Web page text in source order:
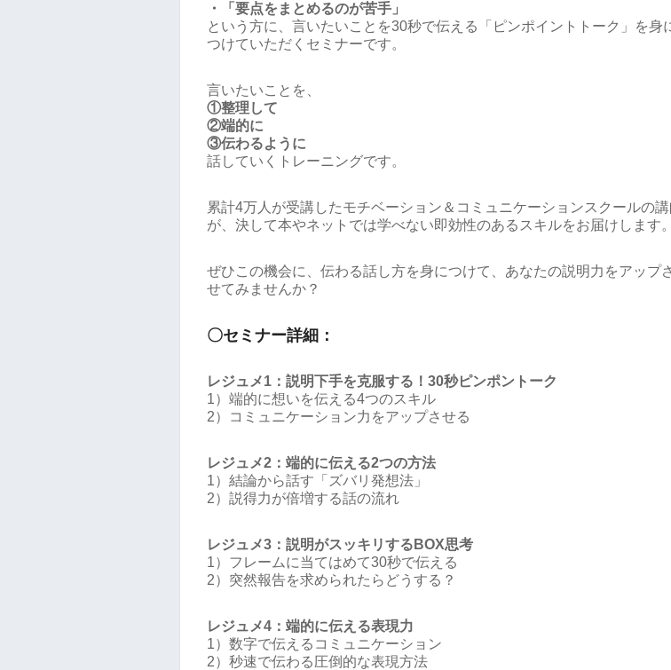
・「要点をまとめるのが苦手」
という方に、言いたいことを30秒で伝える「ピンポイントトーク」を身
つけていただくセミナーです。
言いたいことを、
①整理して
②端的に
③伝わるように
話していくトレーニングです。
累計4万人が受講したモチベーション＆コミュニケーションスクールの講
が、決して本やネットでは学べない即効性のあるスキルをお届けします。
ぜひこの機会に、伝わる話し方を身につけて、あなたの説明力をアップ
せてみませんか？
〇セミナー詳細：
レジュメ1：説明下手を克服する！30秒ピンポントーク
1）端的に想いを伝える4つのスキル
2）コミュニケーション力をアップさせる
レジュメ2：端的に伝える2つの方法
1）結論から話す「ズバリ発想法」
2）説得力が倍増する話の流れ
レジュメ3：説明がスッキリするBOX思考
1）フレームに当てはめて30秒で伝える
2）突然報告を求められたらどうする？
レジュメ4：端的に伝える表現力
1）数字で伝えるコミュニケーション
2）秒速で伝わる圧倒的な表現方法